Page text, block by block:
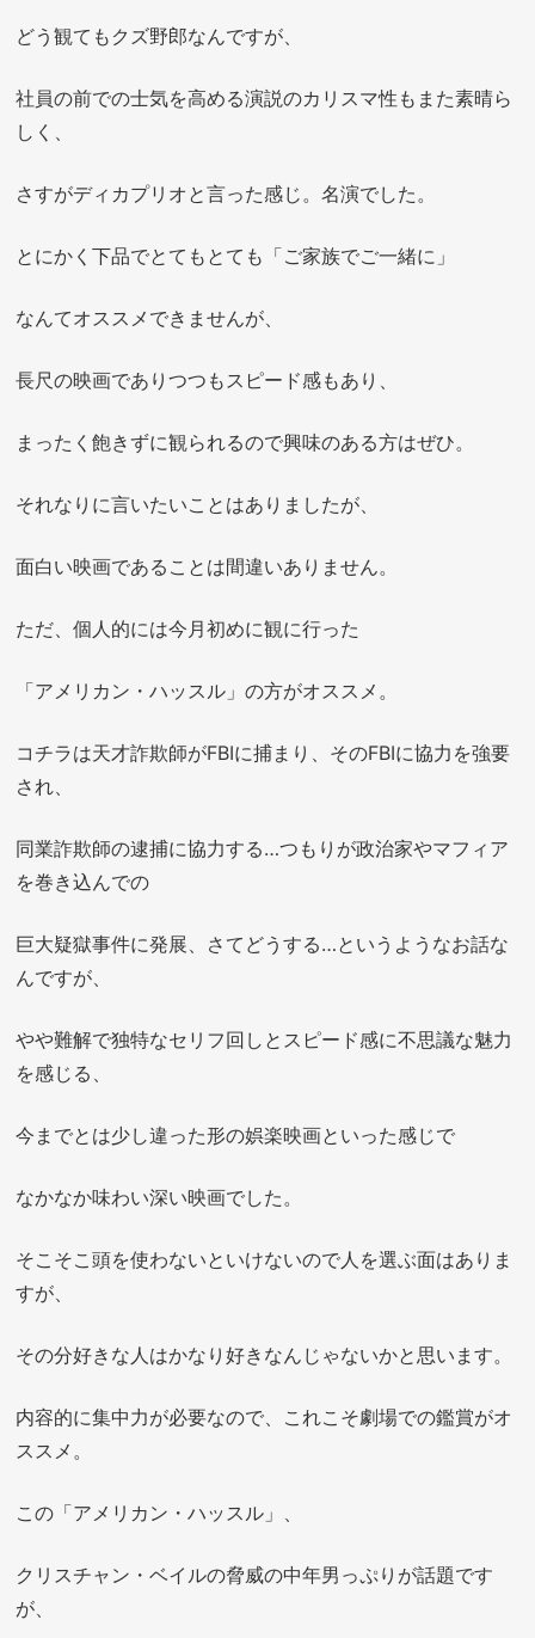
どう観てもクズ野郎なんですが、
社員の前での士気を高める演説のカリスマ性もまた素晴ら
しく、
さすがディカプリオと言った感じ。名演でした。
とにかく下品でとてもとても「ご家族でご一緒に」
なんてオススメできませんが、
長尺の映画でありつつもスピード感もあり、
まったく飽きずに観られるので興味のある方はぜひ。
それなりに言いたいことはありましたが、
面白い映画であることは間違いありません。
ただ、個人的には今月初めに観に行った
「アメリカン・ハッスル」の方がオススメ。
コチラは天才詐欺師がFBIに捕まり、そのFBIに協力を強要
され、
同業詐欺師の逮捕に協力する…つもりが政治家やマフィア
を巻き込んでの
巨大疑獄事件に発展、さてどうする…というようなお話な
んですが、
やや難解で独特なセリフ回しとスピード感に不思議な魅力
を感じる、
今までとは少し違った形の娯楽映画といった感じで
なかなか味わい深い映画でした。
そこそこ頭を使わないといけないので人を選ぶ面はありま
すが、
その分好きな人はかなり好きなんじゃないかと思います。
内容的に集中力が必要なので、これこそ劇場での鑑賞がオ
ススメ。
この「アメリカン・ハッスル」、
クリスチャン・ベイルの脅威の中年男っぷりが話題です
が、